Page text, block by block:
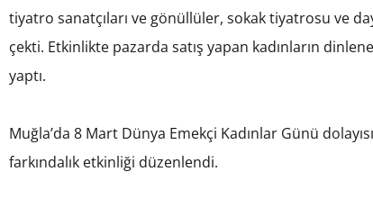
tiyatro sanatçıları ve gönüllüler, sokak tiyatrosu ve
çekti. Etkinlikte pazarda satış yapan kadınların
yaptı.
Muğla’da 8 Mart Dünya Emekçi Kadınlar Günü
farkındalık etkinliği düzenlendi.